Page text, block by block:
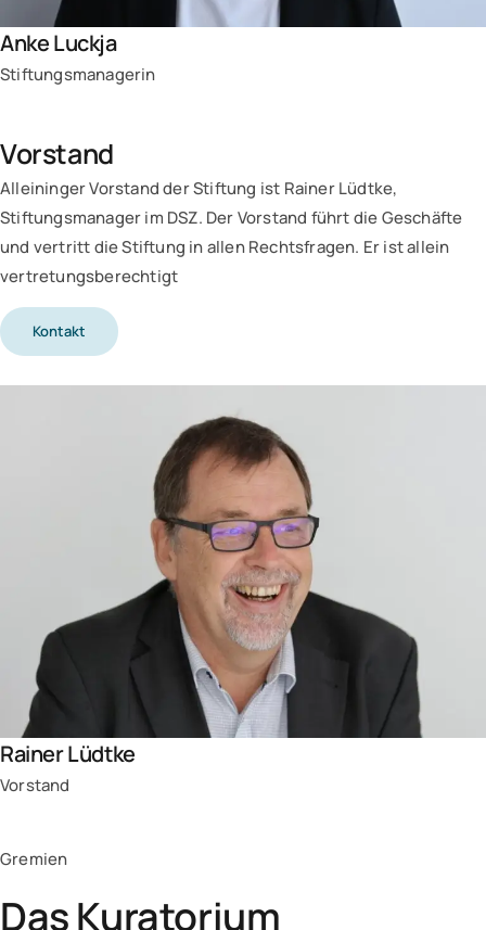
Anke Luckja
Stiftungsmanagerin
Vorstand
Alleininger Vorstand der Stiftung ist Rainer Lüdtke,
Stiftungsmanager im DSZ. Der Vorstand führt die Geschäfte
und vertritt die Stiftung in allen Rechtsfragen. Er ist allein
vertretungsberechtigt
Kontakt
Rainer Lüdtke
Vorstand
Gremien
Das Kuratorium